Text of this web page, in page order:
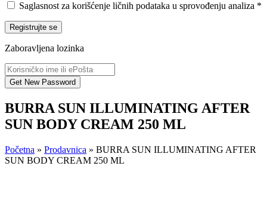
Saglasnost za korišćenje ličnih podataka u sprovođenju analiza *
Registrujte se
Zaboravljena lozinka
BURRA SUN ILLUMINATING AFTER
SUN BODY CREAM 250 ML
Početna » Prodavnica » BURRA SUN ILLUMINATING AFTER
SUN BODY CREAM 250 ML